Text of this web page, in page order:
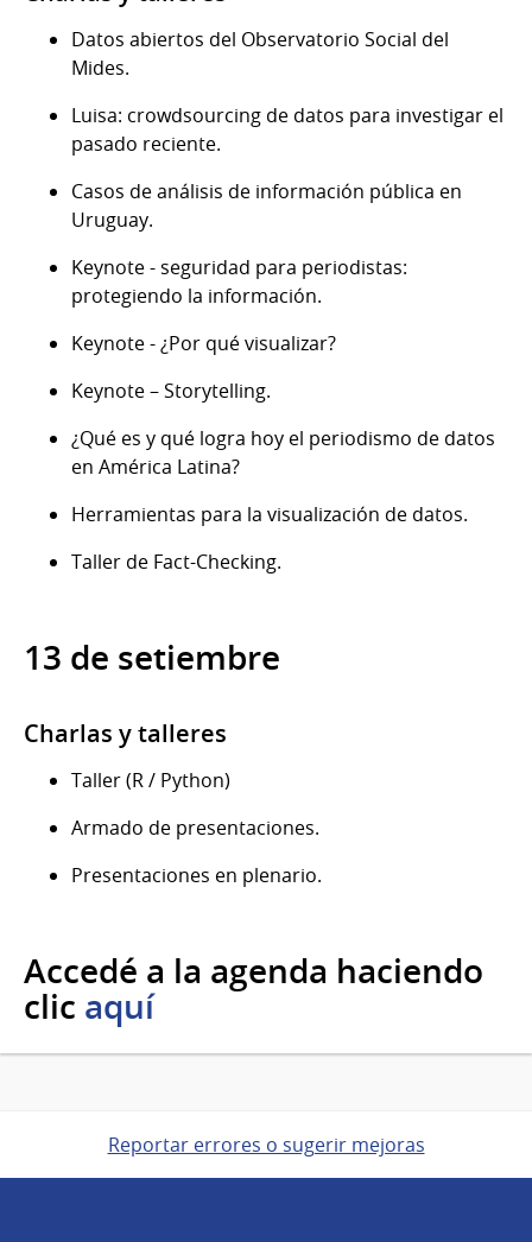
Datos abiertos del Observatorio Social del
Mides.
Luisa: crowdsourcing de datos para investigar el
pasado reciente.
Casos de análisis de información pública en
Uruguay.
Keynote - seguridad para periodistas:
protegiendo la información.
Keynote - ¿Por qué visualizar?
Keynote – Storytelling.
¿Qué es y qué logra hoy el periodismo de datos
en América Latina?
Herramientas para la visualización de datos.
Taller de Fact-Checking.
13 de setiembre
Charlas y talleres
Taller (R / Python)
Armado de presentaciones.
Presentaciones en plenario.
Accedé a la agenda haciendo
clic aquí
Reportar errores o sugerir mejoras